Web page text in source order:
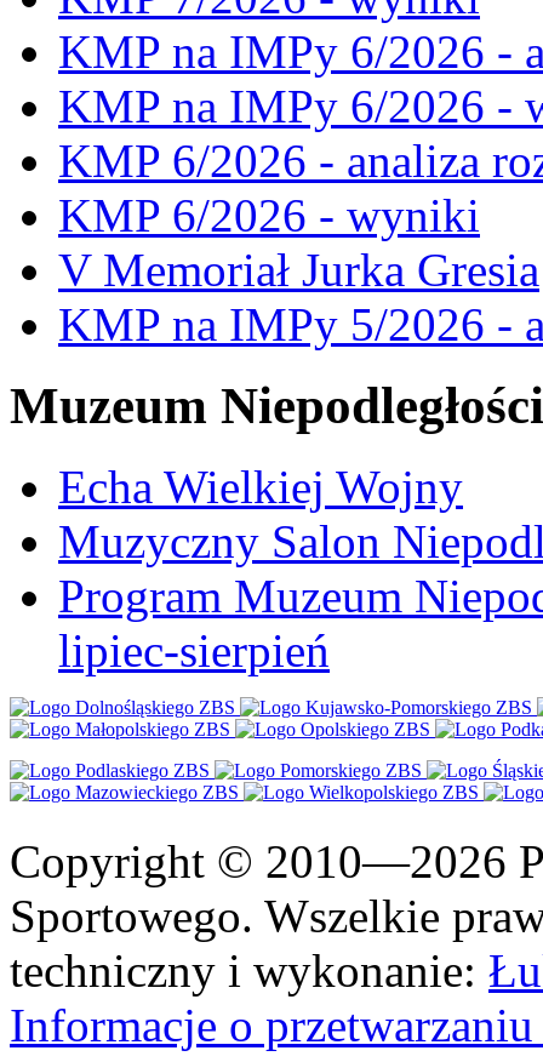
KMP na IMPy 6/2026 -
KMP na IMPy 6/2026 -
KMP 6/2026 - analiza
KMP 6/2026 - wyniki
V Memoriał Jurka Gresia
KMP na IMPy 5/2026 -
Muzeum Niepodległości
Echa Wielkiej Wojny
Muzyczny Salon
Program Muzeum
lipiec-sierpień
Copyright © 2010—2026
Sportowego. Wszelkie
techniczny i wykonanie:
Informacje o